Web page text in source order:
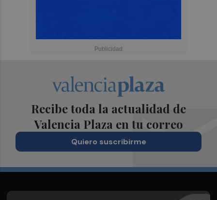
Recibe toda la actualidad de
Valencia Plaza en tu correo
Quiero suscribirme